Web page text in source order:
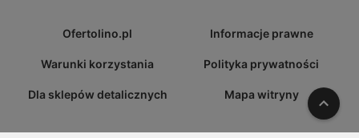
Ofertolino.pl Informacje prawne
Warunki korzystania Polityka prywatności
Dla sklepów detalicznych Mapa witryny W